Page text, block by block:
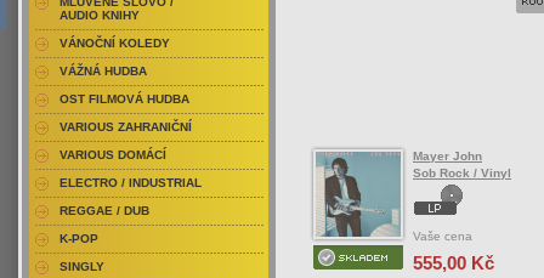
Mayer John
Sob Rock / Vinyl
Vaše cena
555,00 Kč
AUDIO KNIHY
VÁNOČNÍ KOLEDY
VÁŽNÁ HUDBA
OST FILMOVÁ HUDBA
VARIOUS ZAHRANIČNÍ
VARIOUS DOMÁCÍ
ELECTRO / INDUSTRIAL
REGGAE / DUB
K-POP
SINGLY